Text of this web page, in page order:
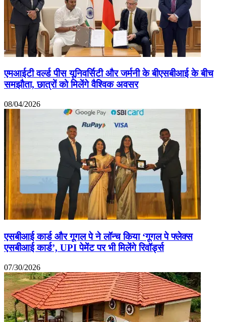
एमआईटी वर्ल्ड पीस यूनिवर्सिटी और जर्मनी के बीएसबीआई के बीच
समझौता, छात्रों को मिलेंगे वैश्विक अवसर
08/04/2026
एसबीआई कार्ड और गूगल पे ने लॉन्च किया ‘गूगल पे फ्लेक्स
एसबीआई कार्ड’, UPI पेमेंट पर भी मिलेंगे रिवॉर्ड्स
07/30/2026